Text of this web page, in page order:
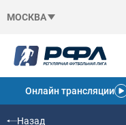
МОСКВА
Онлайн трансляции
Назад